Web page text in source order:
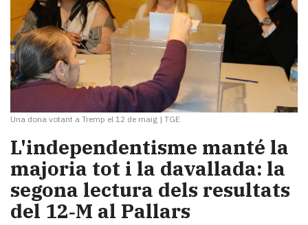
Una dona votant a Tremp el 12 de maig | TGE
L'independentisme manté la
majoria tot i la davallada: la
segona lectura dels resultats
del 12‑M al Pallars